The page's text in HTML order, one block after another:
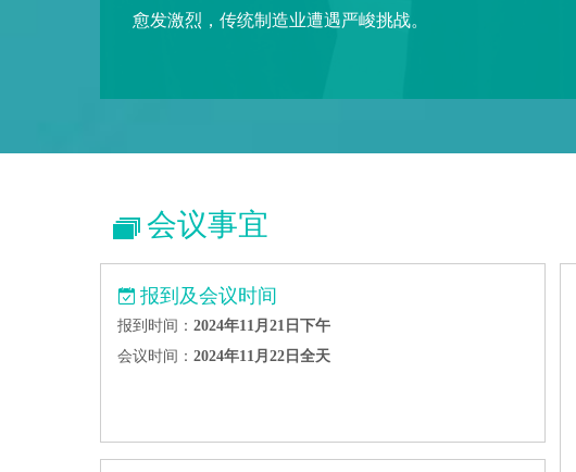
愈发激烈，传统制造业遭遇严峻挑战。
会议事宜
报到及会议时间
报到时间： 2024年11月21日下午
会议时间： 2024年11月22日全天